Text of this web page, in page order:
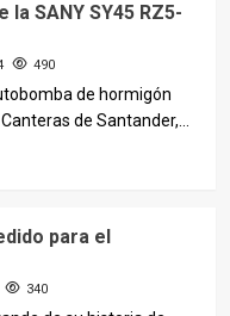
SANY SY45 RZ5-
490
de hormigón
de Santander,...
para el
340